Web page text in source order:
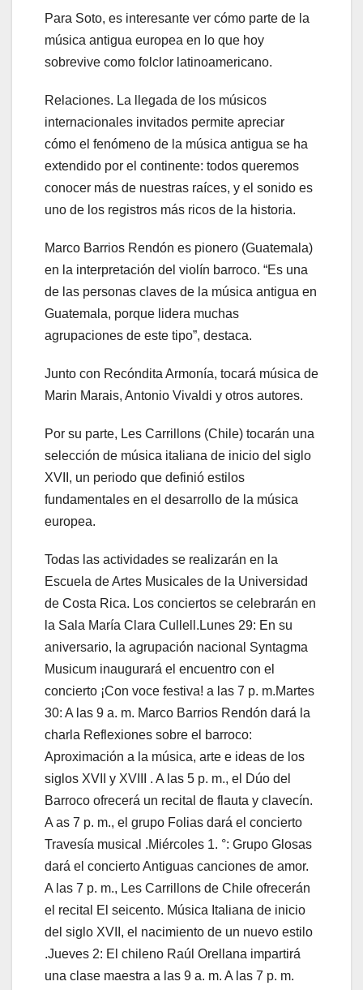
Para Soto, es interesante ver cómo parte de la
música antigua europea en lo que hoy
sobrevive como folclor latinoamericano.
Relaciones. La llegada de los músicos
internacionales invitados permite apreciar
cómo el fenómeno de la música antigua se ha
extendido por el continente: todos queremos
conocer más de nuestras raíces, y el sonido es
uno de los registros más ricos de la historia.
Marco Barrios Rendón es pionero (Guatemala)
en la interpretación del violín barroco. “Es una
de las personas claves de la música antigua en
Guatemala, porque lidera muchas
agrupaciones de este tipo”, destaca.
Junto con Recóndita Armonía, tocará música de
Marin Marais, Antonio Vivaldi y otros autores.
Por su parte, Les Carrillons (Chile) tocarán una
selección de música italiana de inicio del siglo
XVII, un periodo que definió estilos
fundamentales en el desarrollo de la música
europea.
Todas las actividades se realizarán en la
Escuela de Artes Musicales de la Universidad
de Costa Rica. Los conciertos se celebrarán en
la Sala María Clara Cullell.Lunes 29: En su
aniversario, la agrupación nacional Syntagma
Musicum inaugurará el encuentro con el
concierto ¡Con voce festiva! a las 7 p. m.Martes
30: A las 9 a. m. Marco Barrios Rendón dará la
charla Reflexiones sobre el barroco:
Aproximación a la música, arte e ideas de los
siglos XVII y XVIII . A las 5 p. m., el Dúo del
Barroco ofrecerá un recital de flauta y clavecín.
A as 7 p. m., el grupo Folias dará el concierto
Travesía musical .Miércoles 1. °: Grupo Glosas
dará el concierto Antiguas canciones de amor.
A las 7 p. m., Les Carrillons de Chile ofrecerán
el recital El seicento. Música Italiana de inicio
del siglo XVII, el nacimiento de un nuevo estilo
.Jueves 2: El chileno Raúl Orellana impartirá
una clase maestra a las 9 a. m. A las 7 p. m.